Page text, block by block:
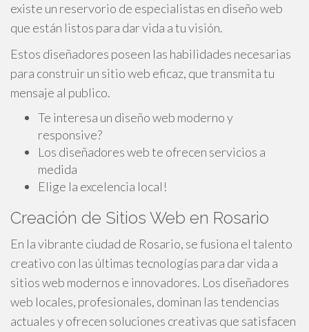
existe un reservorio de especialistas en diseño web
que están listos para dar vida a tu visión.
Estos diseñadores poseen las habilidades necesarias
para construir un sitio web eficaz, que transmita tu
mensaje al publico.
Te interesa un diseño web moderno y
responsive?
Los diseñadores web te ofrecen servicios a
medida
Elige la excelencia local!
Creación de Sitios Web en Rosario
En la vibrante ciudad de Rosario, se fusiona el talento
creativo con las últimas tecnologías para dar vida a
sitios web modernos e innovadores. Los diseñadores
web locales, profesionales, dominan las tendencias
actuales y ofrecen soluciones creativas que satisfacen